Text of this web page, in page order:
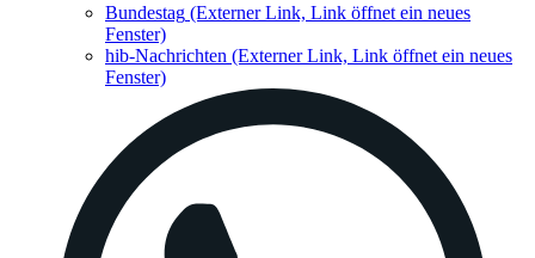
Bundestag (Externer Link, Link öffnet ein neues
Fenster)
hib-Nachrichten (Externer Link, Link öffnet ein neues
Fenster)